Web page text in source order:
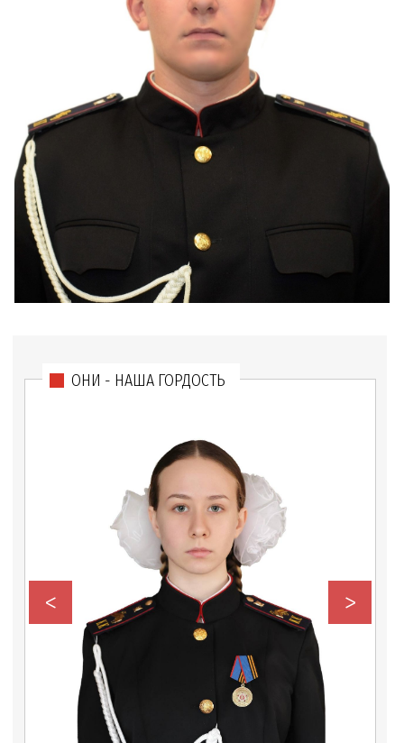
ОНИ - НАША ГОРДОСТЬ
< >